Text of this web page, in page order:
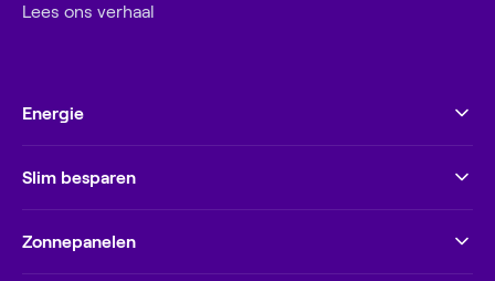
Lees ons verhaal
Energie
Slim besparen
Zonnepanelen